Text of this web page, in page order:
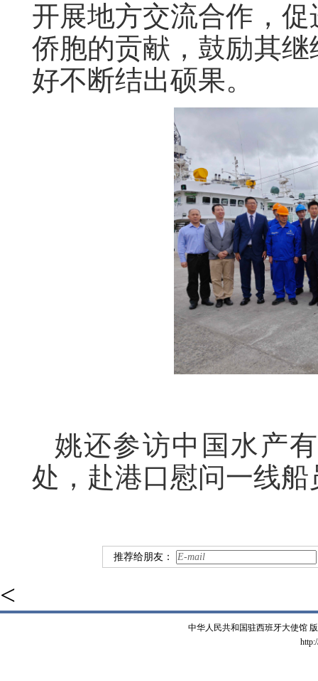
开展地方交流合作，
侨胞的贡献，鼓励其
好不断结出硕果。
姚还参访中国水产
处，赴港口慰问一线船
推荐给朋友：
<
中华人民共和国驻西班牙大使馆